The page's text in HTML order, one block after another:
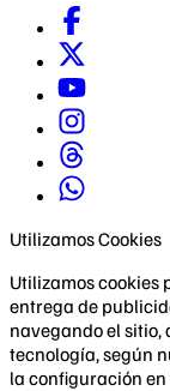
Utilizamos Cookies
Utilizamos cookies
entrega de
navegando el
tecnología, según
la configuración